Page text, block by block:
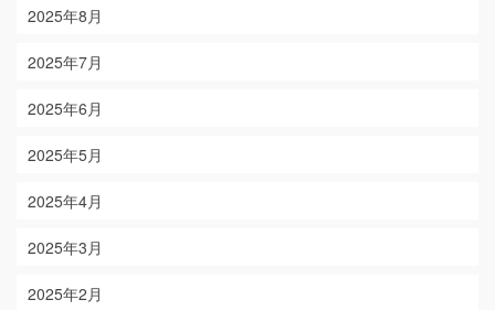
2025年8月
2025年7月
2025年6月
2025年5月
2025年4月
2025年3月
2025年2月